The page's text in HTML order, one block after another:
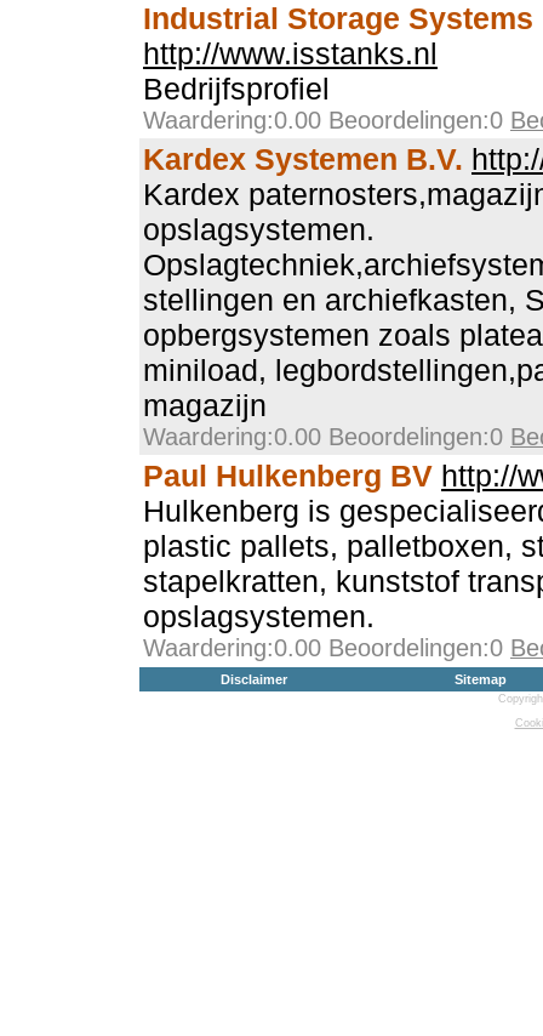
Industrial Storage Systems
http://www.isstanks.nl
Bedrijfsprofiel
Waardering:0.00 Beoordelingen:0
Kardex Systemen B.V.
Kardex
opslagsystemen.
stellingen en archiefkasten,
opbergsystemen zoals
miniload,
magazijn
Waardering:0.00 Beoordelingen:0
Paul Hulkenberg BV http://
Hulkenberg is
plastic pallets, palletboxen,
stapelkratten, kunststof
opslagsystemen.
Waardering:0.00 Beoordelingen:0
Disclaimer Sitemap